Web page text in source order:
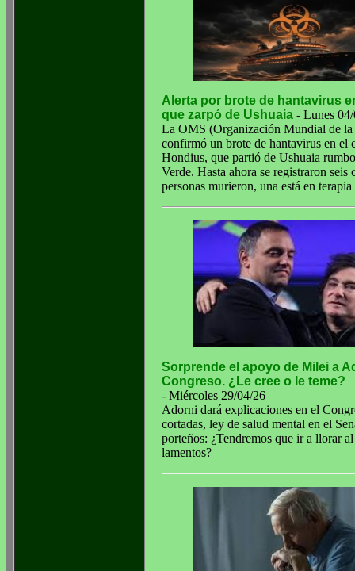
Alerta por brote de hantavirus
que zarpó de Ushuaia - Lunes
La OMS (Organización Mundial de la
confirmó un brote de hantavirus en el
Hondius, que partió de Ushuaia
Verde. Hasta ahora se registraron seis
personas murieron, una está en
Sorprende el apoyo de Milei a
Congreso. ¿Le cree o le teme?
- Miércoles 29/04/26
Adorni dará explicaciones en el
cortadas, ley de salud mental en el
porteños: ¿Tendremos que ir a llorar
lamentos?